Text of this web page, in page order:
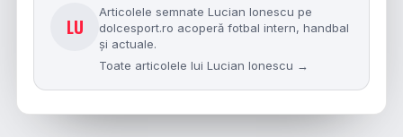
LU
Articolele semnate Lucian Ionescu pe
dolcesport.ro acoperă fotbal intern, handbal
și actuale.
Toate articolele lui Lucian Ionescu →